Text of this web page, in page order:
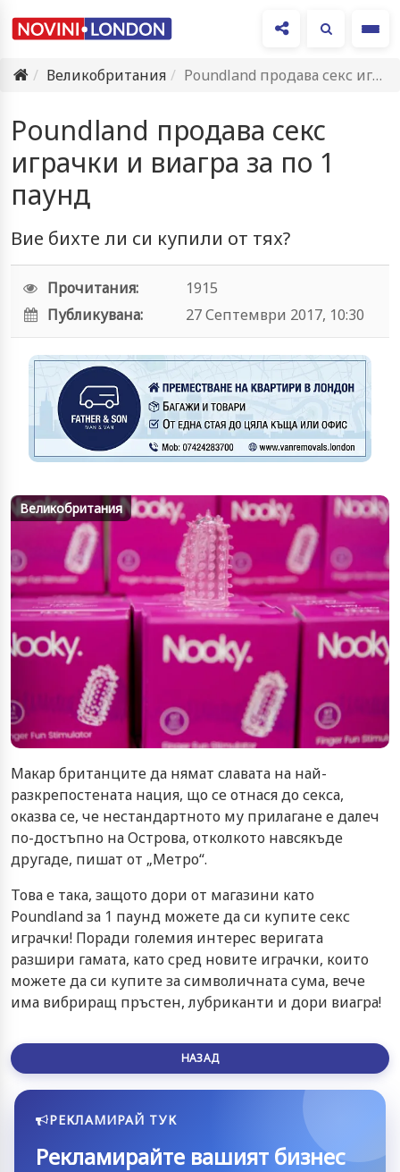
Великобритания
Poundland продава секс играчки и виагра за по 1 паунд
Poundland продава секс
играчки и виагра за по 1
паунд
Вие бихте ли си купили от тях?
Прочитания:
1915
Публикувана:
27 Септември 2017, 10:30
Великобритания
Макар британците да нямат славата на най-
разкрепостената нация, що се отнася до секса,
оказва се, че нестандартното му прилагане е далеч
по-достъпно на Острова, отколкото навсякъде
другаде, пишат от „Метро“.
Това е така, защото дори от магазини като
Poundland за 1 паунд можете да си купите секс
играчки! Поради големия интерес веригата
разшири гамата, като сред новите играчки, които
можете да си купите за символичната сума, вече
има вибриращ пръстен, лубриканти и дори виагра!
НАЗАД
РЕКЛАМИРАЙ ТУК
Рекламирайте вашият бизнес